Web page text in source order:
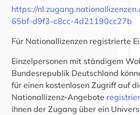
https://
65bf-d9f3-c8cc-4d21190cc27b
Für Nationallizenzen registrierte
Einzelpersonen mit ständigem
Bundesrepublik Deutschland
für einen kostenlosen Zugriff auf
Nationallizenz-Angebote
ihnen der Zugang über ein